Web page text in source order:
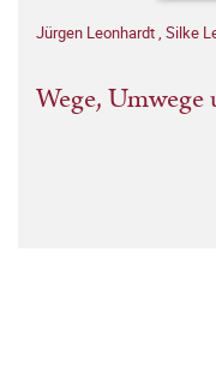
Jürgen Leonhardt, Silke
Wege,